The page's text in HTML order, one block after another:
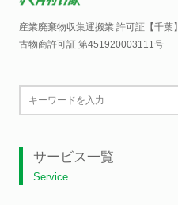
産業廃棄物収集運搬業 許可証【千葉】
古物商許可証 第451920003111号
サービス一覧
Service